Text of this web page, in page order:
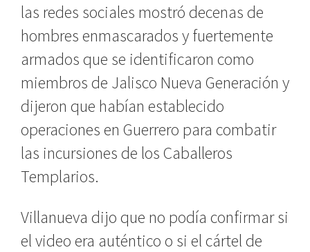
las redes sociales mostró decenas de
hombres enmascarados y fuertemente
armados que se identificaron como
miembros de Jalisco Nueva Generación y
dijeron que habían establecido
operaciones en Guerrero para combatir
las incursiones de los Caballeros
Templarios.
Villanueva dijo que no podía confirmar si
el video era auténtico o si el cártel de